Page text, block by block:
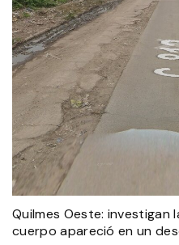
Quilmes Oeste: investigan
cuerpo apareció en un